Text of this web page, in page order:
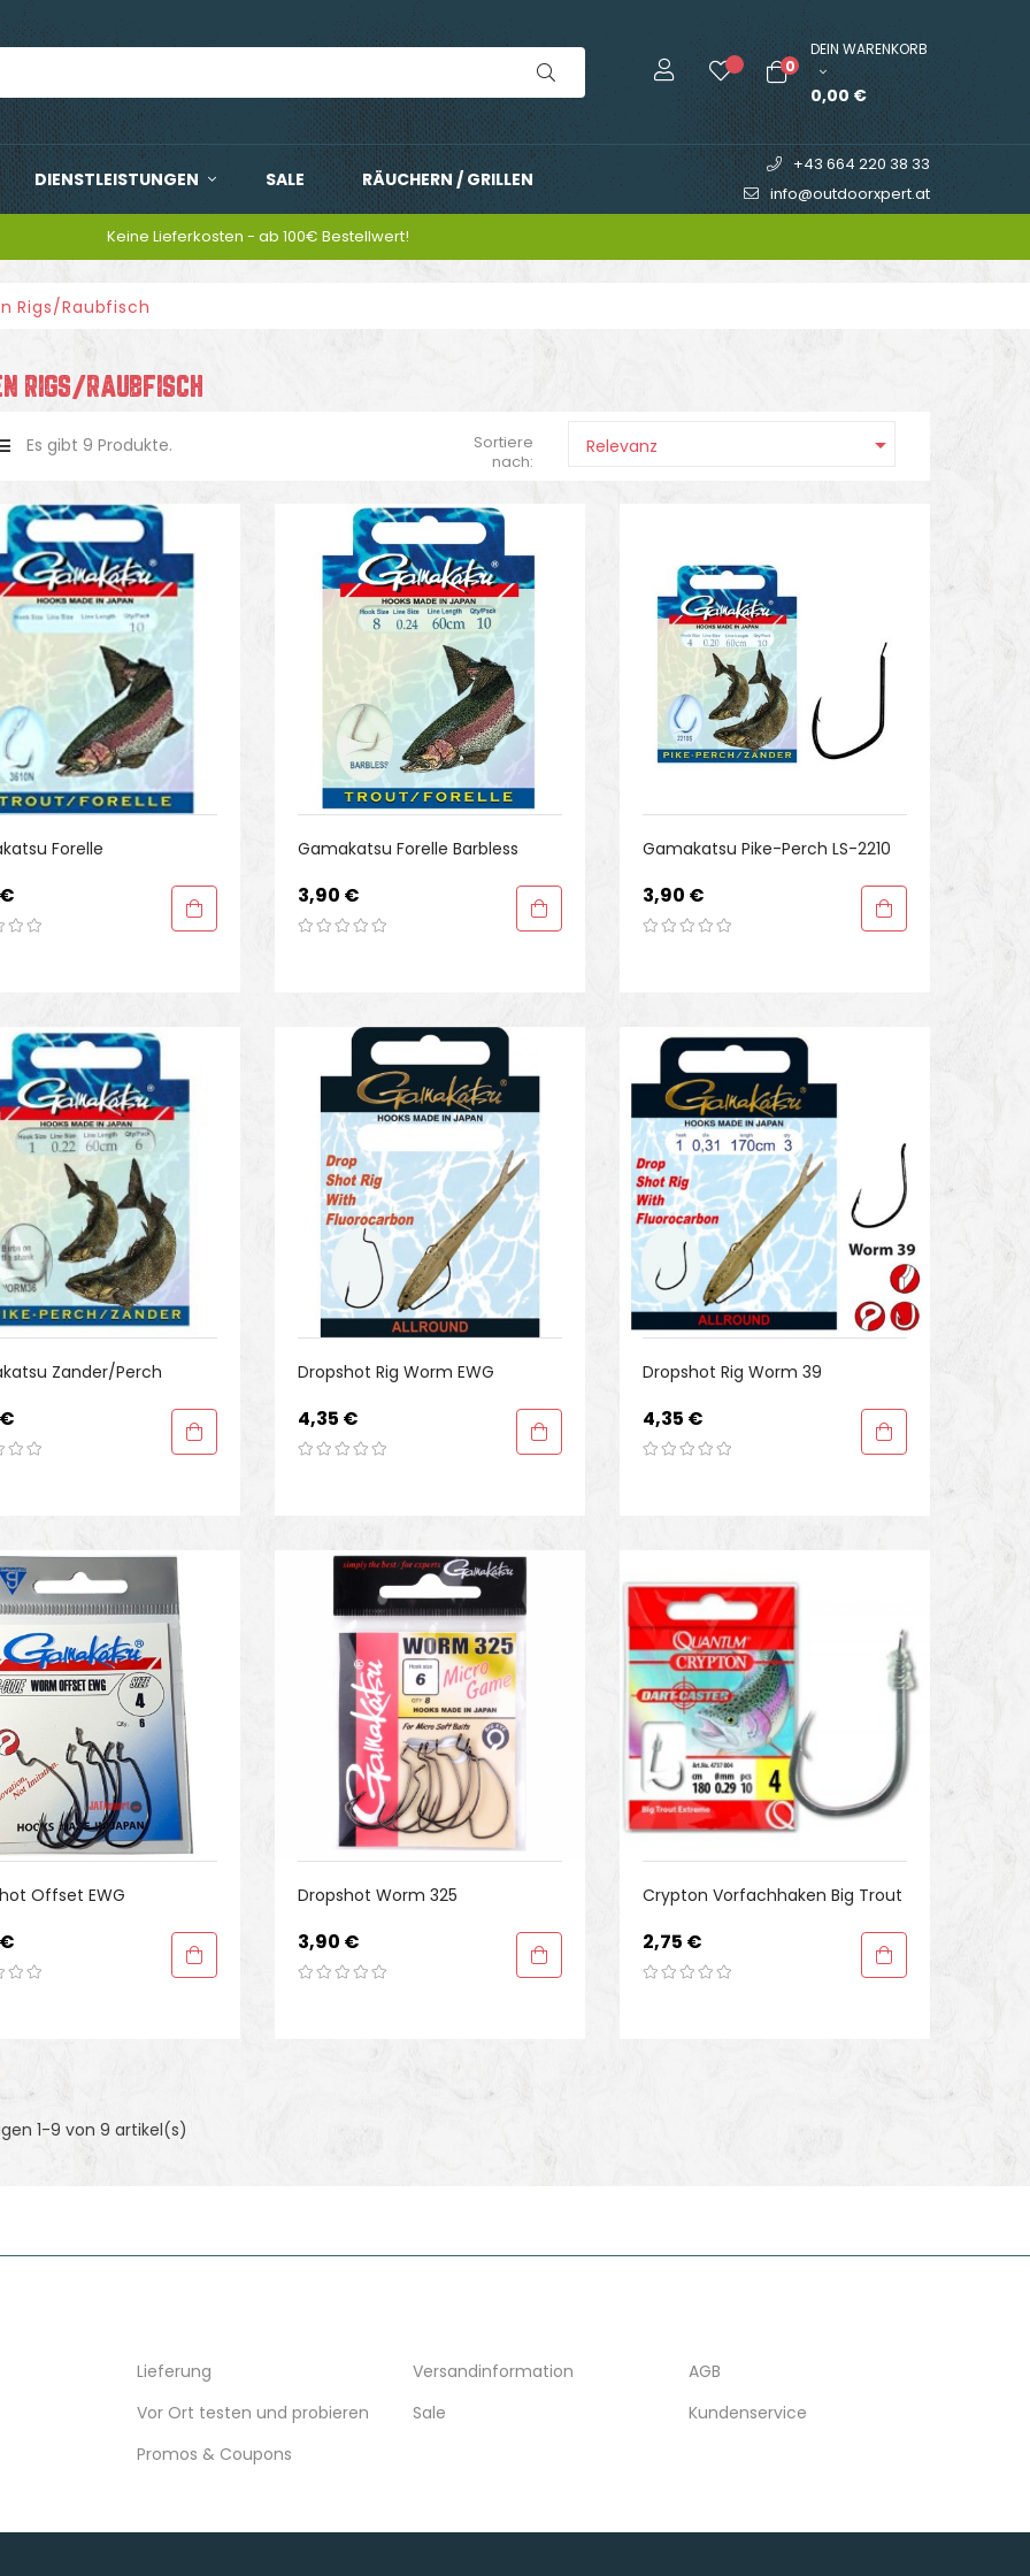
0
DEIN WARENKORB
0,00 €
DIENSTLEISTUNGEN SALE RÄUCHERN / GRILLEN
+43 664 220 38 33
info@outdoorxpert.at
Keine Lieferkosten - ab 100€ Bestellwert!
Rigs/Raubfisch
RIGS/RAUBFISCH
Es gibt 9 Produkte.
Sortiere
nach:
Relevanz 
Forelle Gamakatsu Forelle Barbless
Preis
3,90 €
Gamakatsu Pike-Perch LS-2210
Preis
3,90 €
Zander/Perch Dropshot Rig Worm EWG
Preis
4,35 €
Dropshot Rig Worm 39
Preis
4,35 €
Offset EWG Dropshot Worm 325
Preis
3,90 €
Crypton Vorfachhaken Big Trout
Preis
2,75 €
1-9 von 9 artikel(s)
Lieferung
Vor Ort testen und probieren
Promos & Coupons
Versandinformation
Sale
AGB
Kundenservice